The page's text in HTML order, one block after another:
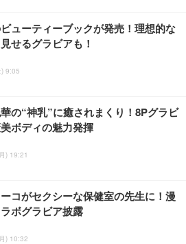
ューティーブックが発売！理想的な
せるグラビアも！
9:05
の“神乳”に癒されまくり！8Pグラビ
ボディの魅力発揮
) 19:21
コがセクシーな保健室の先生に！漫
ボグラビア披露
) 10:32